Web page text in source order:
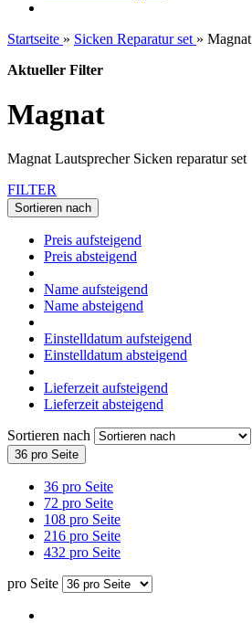
Startseite » Sicken Reparatur set » Magnat
Aktueller Filter
Magnat
Magnat Lautsprecher Sicken reparatur set
FILTER
Sortieren nach
Preis aufsteigend
Preis absteigend
Name aufsteigend
Name absteigend
Einstelldatum aufsteigend
Einstelldatum absteigend
Lieferzeit aufsteigend
Lieferzeit absteigend
Sortieren nach
36 pro Seite
36 pro Seite
72 pro Seite
108 pro Seite
216 pro Seite
432 pro Seite
pro Seite